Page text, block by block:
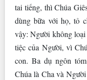
tai tiếng, thì Chúa
dùng bữa với họ, tỏ
vậy: Người không loại
tiệc của Người, vì
con. Ba dụ ngôn
Chúa là Cha và